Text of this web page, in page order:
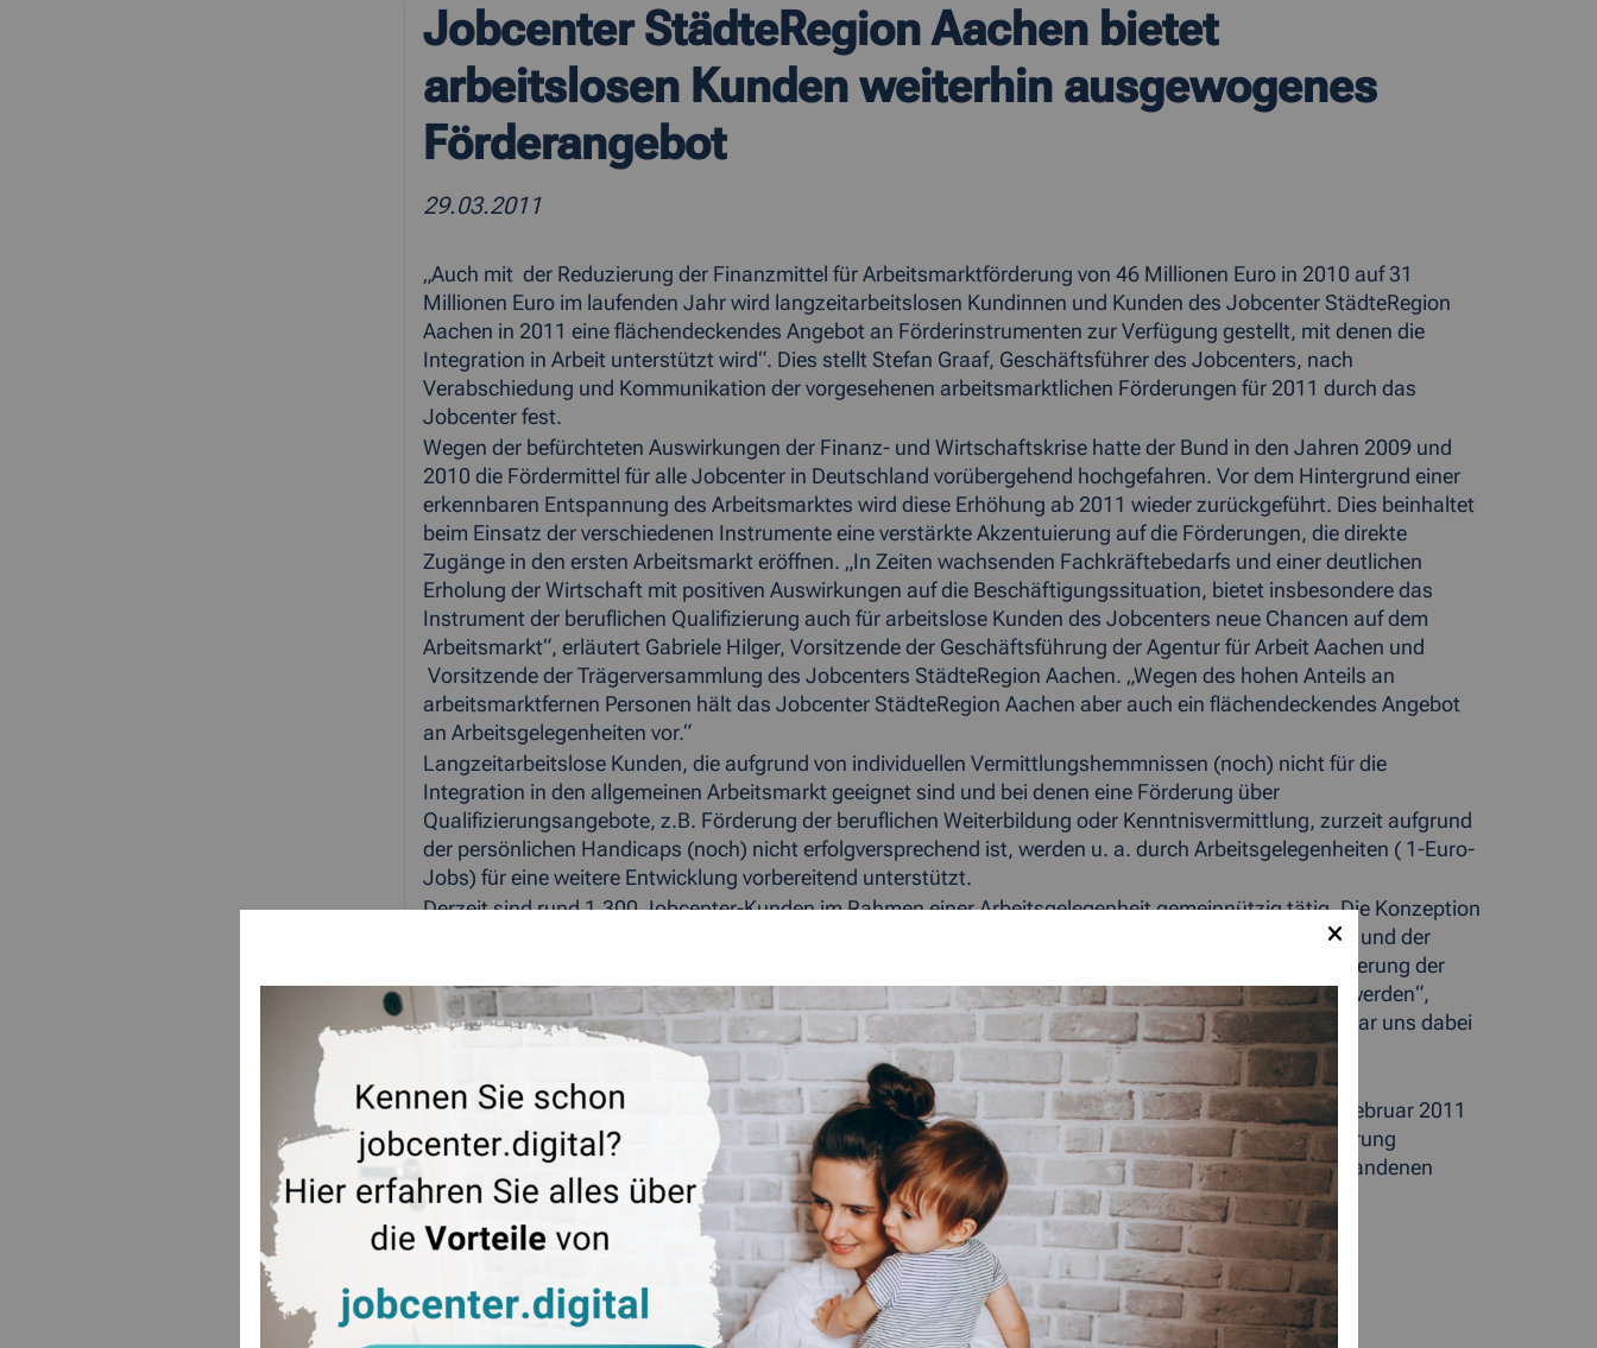
Jobcenter StädteRegion Aachen bietet
arbeitslosen Kunden weiterhin ausgewogenes
Förderangebot
29.03.2011
„Auch mit der Reduzierung der Finanzmittel für Arbeitsmarktförderung von 46 Millionen Euro in 2010 auf 31
Millionen Euro im laufenden Jahr wird langzeitarbeitslosen Kundinnen und Kunden des Jobcenter StädteRegion
Aachen in 2011 eine flächendeckendes Angebot an Förderinstrumenten zur Verfügung gestellt, mit denen die
Integration in Arbeit unterstützt wird“. Dies stellt Stefan Graaf, Geschäftsführer des Jobcenters, nach
Verabschiedung und Kommunikation der vorgesehenen arbeitsmarktlichen Förderungen für 2011 durch das
Jobcenter fest.
Wegen der befürchteten Auswirkungen der Finanz- und Wirtschaftskrise hatte der Bund in den Jahren 2009 und
2010 die Fördermittel für alle Jobcenter in Deutschland vorübergehend hochgefahren. Vor dem Hintergrund einer
erkennbaren Entspannung des Arbeitsmarktes wird diese Erhöhung ab 2011 wieder zurückgeführt. Dies beinhaltet
beim Einsatz der verschiedenen Instrumente eine verstärkte Akzentuierung auf die Förderungen, die direkte
Zugänge in den ersten Arbeitsmarkt eröffnen. „In Zeiten wachsenden Fachkräftebedarfs und einer deutlichen
Erholung der Wirtschaft mit positiven Auswirkungen auf die Beschäftigungssituation, bietet insbesondere das
Instrument der beruflichen Qualifizierung auch für arbeitslose Kunden des Jobcenters neue Chancen auf dem
Arbeitsmarkt“, erläutert Gabriele Hilger, Vorsitzende der Geschäftsführung der Agentur für Arbeit Aachen und
Vorsitzende der Trägerversammlung des Jobcenters StädteRegion Aachen. „Wegen des hohen Anteils an
arbeitsmarktfernen Personen hält das Jobcenter StädteRegion Aachen aber auch ein flächendeckendes Angebot
an Arbeitsgelegenheiten vor.“
Langzeitarbeitslose Kunden, die aufgrund von individuellen Vermittlungshemmnissen (noch) nicht für die
Integration in den allgemeinen Arbeitsmarkt geeignet sind und bei denen eine Förderung über
Qualifizierungsangebote, z.B. Förderung der beruflichen Weiterbildung oder Kenntnisvermittlung, zurzeit aufgrund
der persönlichen Handicaps (noch) nicht erfolgversprechend ist, werden u. a. durch Arbeitsgelegenheiten ( 1-Euro-
Jobs) für eine weitere Entwicklung vorbereitend unterstützt.
Derzeit sind rund 1.300 Jobcenter-Kunden im Rahmen einer Arbeitsgelegenheit gemeinnützig tätig. Die Konzeption
wurde im Vorfeld beiden Trägern des Jobcenters StädteRegion Aachen, der Agentur für Arbeit Aachen und der
StädteRegion Aachen, vorgestellt und findet deren Unterstützung: „Durch eine inhaltliche Umstrukturierung der
Arbeitsgelegenheiten können trotz Mittelkürzungen ab April 2011 weiterhin 1.100 Plätze angeboten werden“,
erläutert Günter Schabram, Sozialdezernent der StädteRegion Aachen. Gabriele Hilger ergänzt, „es war uns dabei
besonders wichtig, dass die finanziellen Möglichkeiten gezielt dafür eingesetzt werden, dass sie den
hilfebedürftigen Menschen zugutekommen“.
„Und gemeinsam haben wir das Konzept den Beschäftigungsträgern in der Trägerkonferenz am 14. Februar 2011
vorgestellt“, ergänzt Günter Schabram, Sozialdezernent der StädteRegion Aachen. „Die Umstrukturierung
garantiert ein ausreichendes Förderangebot im niedrigschwelligen Bereich mit ca. 1.100 ständig vorhandenen
AGH-Teilnehmerplätzen in der StädteRegion Aachen. Dabei erhalten Teilnehmende auch individuell
sozialpädagogische Unterstützung.“